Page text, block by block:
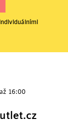
16:00